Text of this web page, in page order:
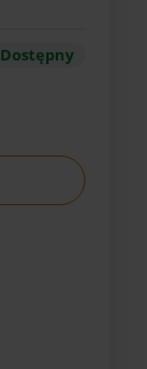
Dostępny